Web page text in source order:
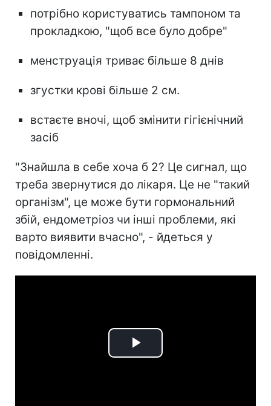
потрібно користуватись тампоном та
прокладкою, "щоб все було добре"
менструація триває більше 8 днів
згустки крові більше 2 см.
встаєте вночі, щоб змінити гігієнічний
засіб
"Знайшла в себе хоча б 2? Це сигнал, що
треба звернутися до лікаря. Це не "такий
організм", це може бути гормональний
збій, ендометріоз чи інші проблеми, які
варто виявити вчасно", - йдеться у
повідомленні.
Play